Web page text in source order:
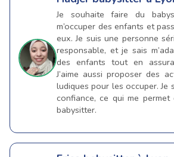
Je souhaite faire du
m’occuper des enfants et
eux. Je suis une personne
responsable, et je sais
des enfants tout en
J’aime aussi proposer des
ludiques pour les occuper. Je
confiance, ce qui me permet
babysitter.